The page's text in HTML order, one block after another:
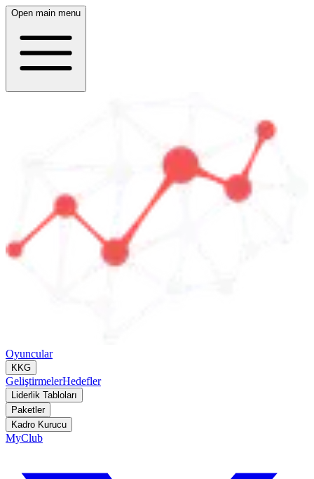
Open main menu
Oyuncular
KKG
GeliştirmelerHedefler
Liderlik Tabloları
Paketler
Kadro Kurucu
MyClub